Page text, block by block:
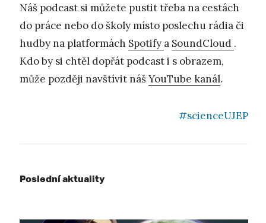
Náš podcast si můžete pustit třeba na cestách
do práce nebo do školy místo poslechu rádia či
hudby na platformách Spotify a SoundCloud .
Kdo by si chtěl dopřát podcast i s obrazem,
může později navštívit nášYouTube kanál.
#scienceUJEP
Poslední aktuality